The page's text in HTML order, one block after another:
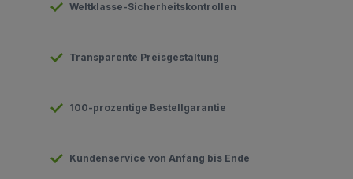
Weltklasse-Sicherheitskontrollen
Transparente Preisgestaltung
100-prozentige Bestellgarantie
Kundenservice von Anfang bis Ende